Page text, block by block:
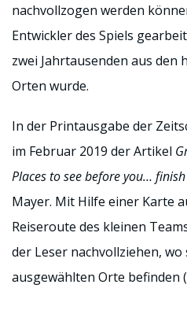
nachvollzogen werden
Entwickler des Spiels
zwei Jahrtausenden aus den
Orten wurde.
In der Printausgabe der
im Februar 2019 der Artikel
Places to see before you…
Mayer. Mit Hilfe einer Karte
Reiseroute des kleinen
der Leser nachvollziehen, wo
ausgewählten Orte befinden